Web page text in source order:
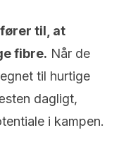
til, at
fibre. Når de
til hurtige
dagligt,
i kampen.